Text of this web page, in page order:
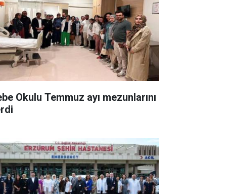
Okulu Temmuz ayı mezunlarını